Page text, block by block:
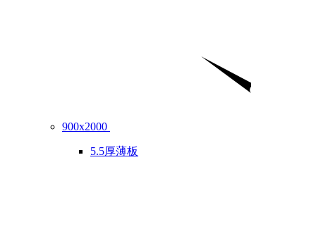
900x2000
5.5厚薄板